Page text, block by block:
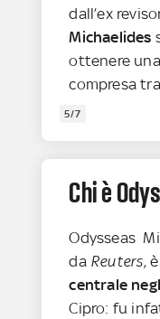
dall’ex
Michaelides
ottenere
compresa tra
5/7
Chi è
Odysseas
da Reuters,
centrale
Cipro: fu